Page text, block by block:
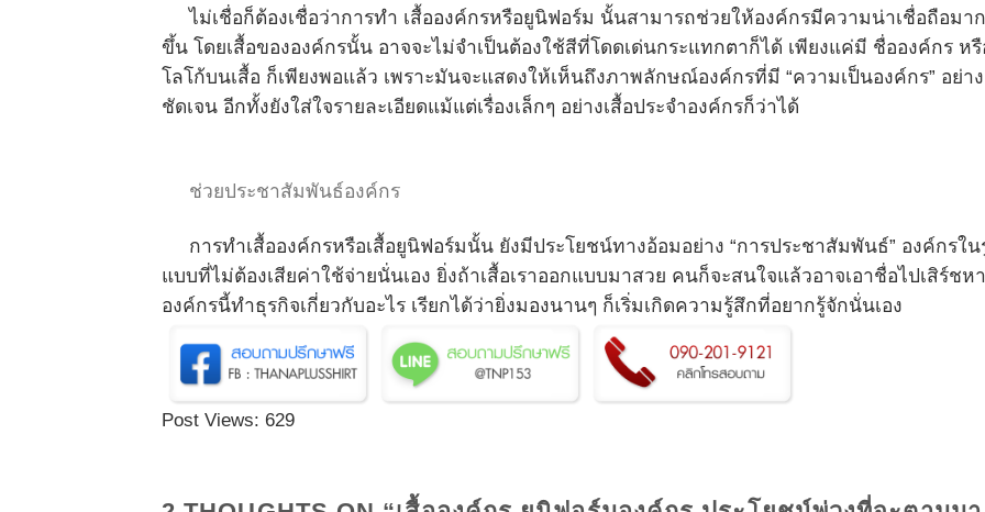
ไม่เชื่อก็ต้องเชื่อว่าการทำ เสื้อองค์กรหรือยูนิฟอร์ม นั้นสามารถช่วยให้องค์กรมีความน่าเชื่อถือมาก
ขึ้น โดยเสื้อขององค์กรนั้น อาจจะไม่จำเป็นต้องใช้สีที่โดดเด่นกระแทกตาก็ได้ เพียงแค่มี ชื่อองค์กร หรื
โลโก้บนเสื้อ ก็เพียงพอแล้ว เพราะมันจะแสดงให้เห็นถึงภาพลักษณ์องค์กรที่มี “ความเป็นองค์กร” อย่าง
ชัดเจน อีกทั้งยังใส่ใจรายละเอียดแม้แต่เรื่องเล็กๆ อย่างเสื้อประจำองค์กรก็ว่าได้
ช่วยประชาสัมพันธ์องค์กร
การทำเสื้อองค์กรหรือเสื้อยูนิฟอร์มนั้น ยังมีประโยชน์ทางอ้อมอย่าง “การประชาสัมพันธ์” องค์กรใน
แบบที่ไม่ต้องเสียค่าใช้จ่ายนั่นเอง ยิ่งถ้าเสื้อเราออกแบบมาสวย คนก็จะสนใจแล้วอาจเอาชื่อไปเสิร์ชห
องค์กรนี้ทำธุรกิจเกี่ยวกับอะไร เรียกได้ว่ายิ่งมองนานๆ ก็เริ่มเกิดความรู้สึกที่อยากรู้จักนั่นเอง
Post Views: 629